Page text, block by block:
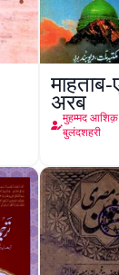
माहताब-
अरब
मुहम्मद आशिक़
बुलंदशहरी